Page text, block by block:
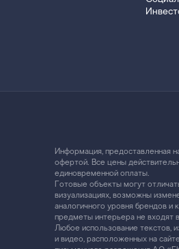
Информация, предоставленная
офертой. Все цены
единовременной оплаты.
Готовые объекты могут
визуализациях, возможны
аналогичного уровня брендов и
предметы интерьера не входят
Любое использование текстов,
и видео, расположенных на сайте